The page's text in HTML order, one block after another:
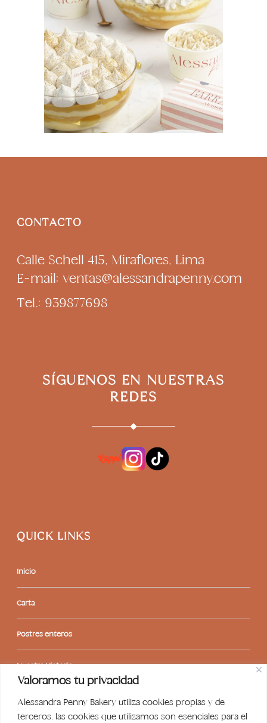
Valoramos tu privacidad
Alessandra Penny Bakery utiliza cookies propias y de
terceros, las cookies que utilizamos son esenciales para el
FIESTAS PATRIAS 2026
CONTACTO
Calle Schell 415, Miraflores, Lima
E-mail: ventas@alessandrapenny.com
Tel.: 939877698
SÍGUENOS EN NUESTRAS
REDES
QUICK LINKS
Inicio
Carta
Postres enteros
Nuestra Historia
Contacto